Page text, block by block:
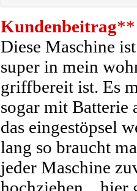
Kundenbeitrag**
Diese Maschine
super in mein
griffbereit ist. Es
sogar mit Batterie
das eingestöpsel
lang so braucht
jeder Maschine